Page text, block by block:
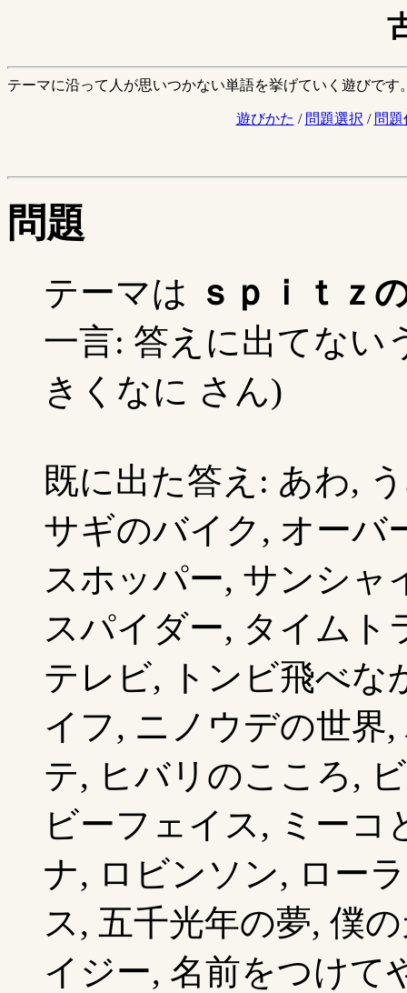
テーマに沿って人が思いつかない単語を挙げていく遊びです
遊びかた / 問題選択 / 問題
問題
テーマは ｓｐｉｔｚ
一言: 答えに出てない
きくなに さん)
既に出た答え: あわ,
サギのバイク, オーバ
スホッパー, サンシャ
スパイダー, タイムト
テレビ, トンビ飛べな
イフ, ニノウデの世界
テ, ヒバリのこころ,
ビーフェイス, ミーコ
ナ, ロビンソン, ロー
ス, 五千光年の夢, 僕
イジー, 名前をつけて